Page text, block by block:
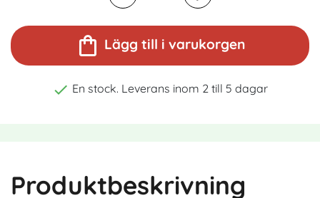
shopping_bag Lägg till i varukorgen
 En stock. Leverans inom 2 till 5 dagar
Produktbeskrivning